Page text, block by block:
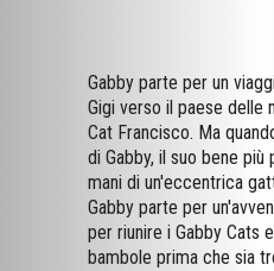
Gabby parte per un
Gigi verso il paese delle
Cat Francisco. Ma
di Gabby, il suo bene
mani di un'eccentrica
Gabby parte per
per riunire i Gabby Cats
bambole prima che sia